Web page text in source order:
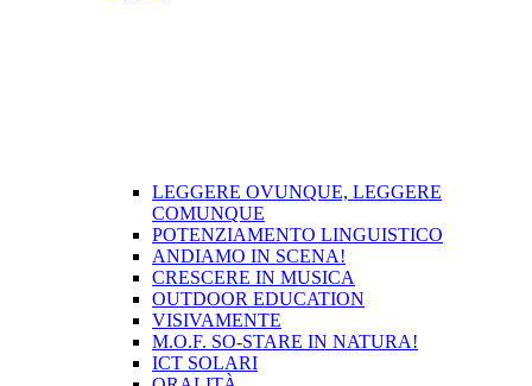
LEGGERE OVUNQUE, LEGGERE
COMUNQUE
POTENZIAMENTO LINGUISTICO
ANDIAMO IN SCENA!
CRESCERE IN MUSICA
OUTDOOR EDUCATION
VISIVAMENTE
M.O.F. SO-STARE IN NATURA!
ICT SOLARI